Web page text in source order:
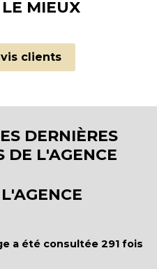
MIEUX
clients
DERNIÈRES
DE L'AGENCE
a été consultée 291 fois